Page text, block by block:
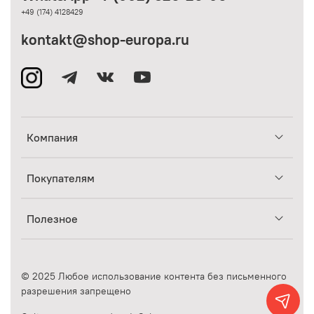
Компания
Покупателям
Полезное
+49 (174) 4128429
kontakt@shop-europa.ru
© 2025 Любое использование контента без письменного
разрешения запрещено